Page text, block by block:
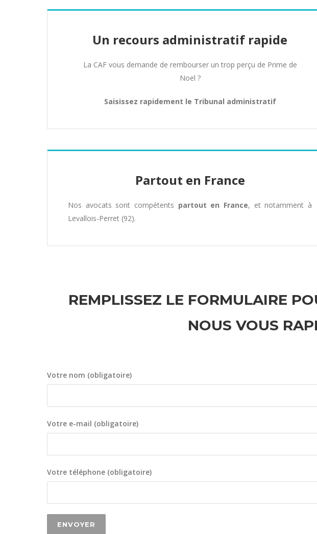
Un recours administratif rapide
La CAF vous demande de rembourser un trop perçu de Prime de
Noel ?
Saisissez rapidement le Tribunal administratif
Partout en France
Nos avocats sont compétents partout en France, et notamment à
Levallois-Perret (92).
REMPLISSEZ LE FORMULAIRE
NOUS VOUS
Votre nom (obligatoire)
Votre e-mail (obligatoire)
Votre téléphone (obligatoire)